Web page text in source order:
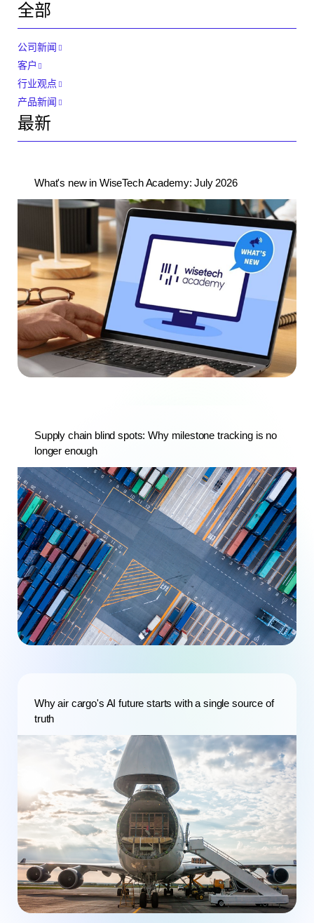
全部
公司新闻
客户
行业观点
产品新闻
最新
What's new in WiseTech Academy: July 2026
Supply chain blind spots: Why milestone tracking is no
longer enough
Why air cargo's AI future starts with a single source of
truth